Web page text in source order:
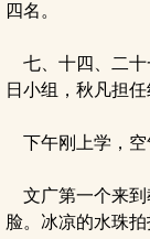
四名。
七、十四、二
日小组，秋凡担任
下午刚上学，空
文广第一个来到
脸。冰凉的水珠